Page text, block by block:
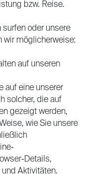
bzw. Reise.
surfen oder unsere
wir möglicherweise:
auf unseren
auf eine unserer
solcher, die auf
gezeigt werden,
wie Sie unsere
Details,
und Aktivitäten.